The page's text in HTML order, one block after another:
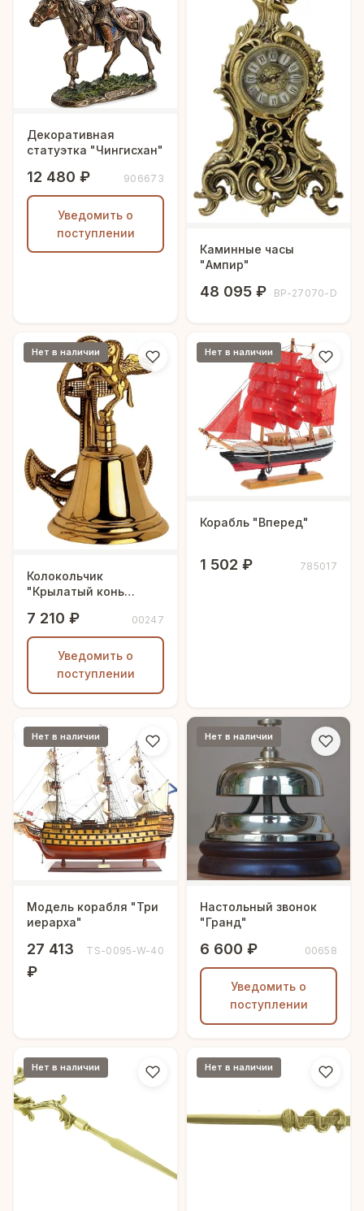
Декоративная
статуэтка "Чингисхан"
12 480 ₽ 906673
Уведомить о
поступлении
Каминные часы
"Ампир"
48 095 ₽ BP-27070-D
Нет в наличии
Колокольчик
"Крылатый конь
7 210 ₽ 00247
Уведомить о
поступлении
Нет в наличии
Корабль "Вперед"
1 502 ₽ 785017
Нет в наличии
Модель корабля "Три
иерарха"
27 413
₽
TS-0095-W-40
Нет в наличии
Настольный звонок
"Гранд"
6 600 ₽ 00658
Уведомить о
поступлении
Нет в наличии Нет в наличии